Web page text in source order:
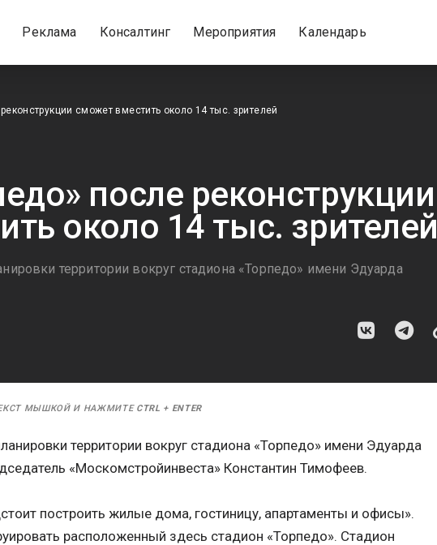
Реклама Консалтинг Мероприятия Календарь
сможет вместить около 14 тыс. зрителей
после реконструкции
около 14 тыс. зрителей
территории вокруг стадиона «Торпедо» имени Эдуарда
МЫШКОЙ И НАЖМИТЕ CTRL + ENTER
территории вокруг стадиона «Торпедо» имени Эдуарда
«Москомстройинвеста» Константин Тимофеев.
построить жилые дома, гостиницу, апартаменты и офисы».
расположенный здесь стадион «Торпедо». Стадион